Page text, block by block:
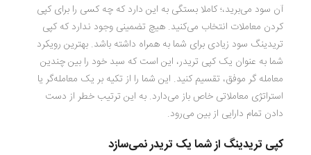
آن سود می‌برید،؛ کاملا بستگی به این دارد که چه کسی را برای کپی
کردن معاملات انتخاب می‌کنید. هیچ تضمینی وجود ندارد که کپی
تریدینگ سود زیادی برای شما به همراه داشته باشد. بهترین رویکرد
شما به عنوان یک کپی تریدر، این است که سبد خود را بین چندین
معامله گر موفق، تقسیم کنید. این شما را از تکیه بر یک معامله‌گر یا
استراتژی معاملاتی خاص باز می‌دارد. به این ترتیب خطر از دست
دادن تمام دارایی از بین می‌رود.
کپی تریدینگ از شما یک تریدر نمی‌سازد